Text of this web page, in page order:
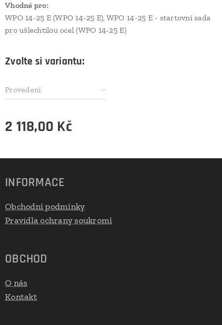
Vhodné pro:
WPO 14-25 E (WPO 14-25 E), WPO 14-25 E - startovní sada
pro ušlechtilou ocel (WPO 14-25 E)
Zvolte si variantu:
Provedení
2 118,00 Kč
INFORMACE
Obchodní podmínky
Pravidla ochrany soukromí
OBCHOD
O nás
Kontakt